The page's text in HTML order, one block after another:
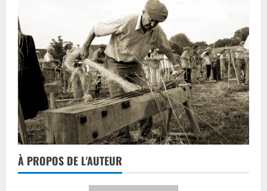
À PROPOS DE L'AUTEUR